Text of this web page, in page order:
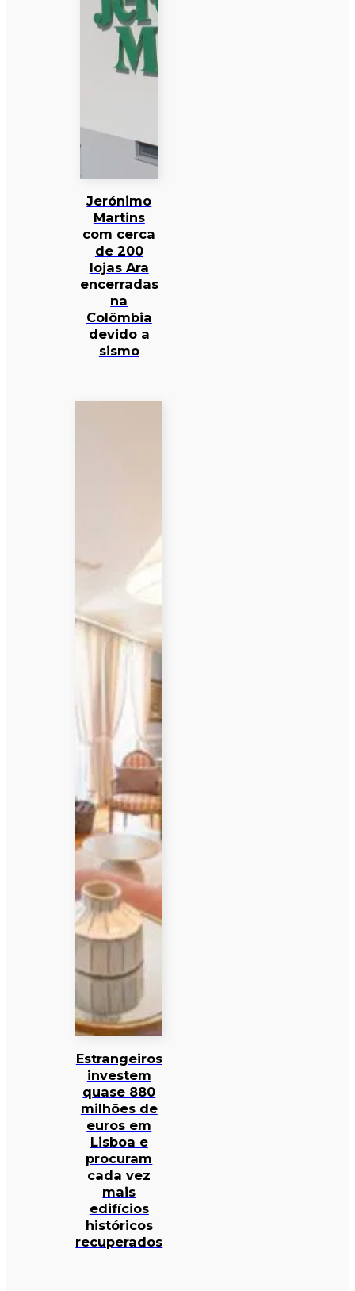
Jerónimo
Martins
com cerca
de 200
lojas Ara
encerradas
na
Colômbia
devido a
sismo
Estrangeiros
investem
quase 880
milhões de
euros em
Lisboa e
procuram
cada vez
mais
edifícios
históricos
recuperados